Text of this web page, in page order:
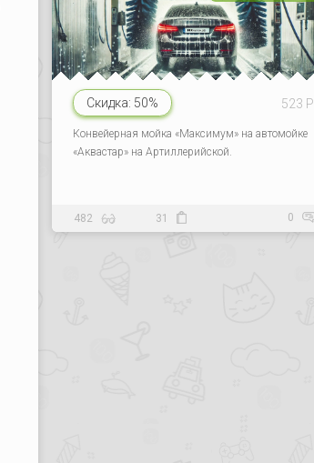
Скидка: 50% 523 Р.
Конвейерная мойка «Максимум» на автомойке
«Аквастар» на Артиллерийской.
482 31 0